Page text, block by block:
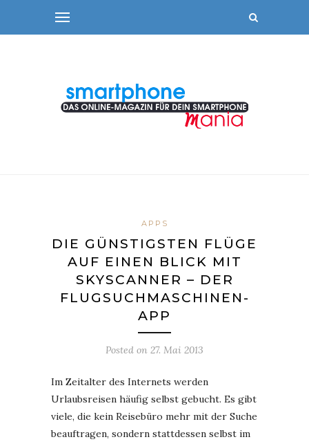
APPS
DIE GÜNSTIGSTEN FLÜGE
AUF EINEN BLICK MIT
SKYSCANNER – DER
FLUGSUCHMASCHINEN-
APP
Posted on 27. Mai 2013
Im Zeitalter des Internets werden
Urlaubsreisen häufig selbst gebucht. Es gibt
viele, die kein Reisebüro mehr mit der Suche
beauftragen, sondern stattdessen selbst im